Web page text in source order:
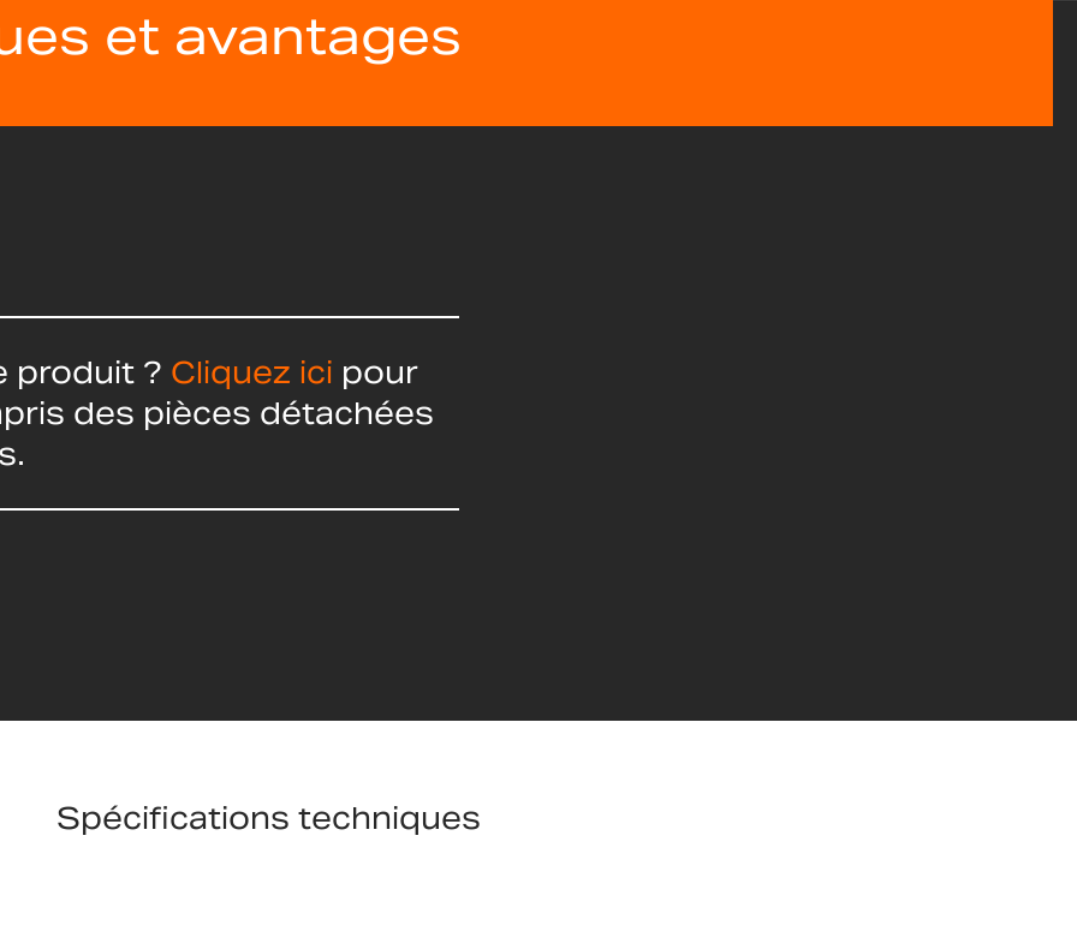
et avantages
produit ? Cliquez ici pour
des pièces détachées
Spécifications techniques